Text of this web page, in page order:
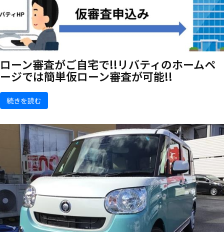
ローン審査がご自宅で!!リバティのホームペ
ージでは簡単仮ローン審査が可能!!
続きを読む